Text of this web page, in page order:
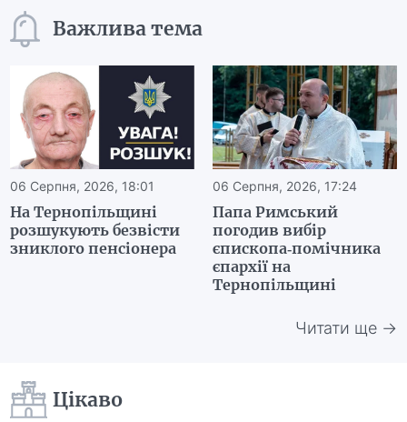
Важлива тема
06 Серпня, 2026, 18:01
На Тернопільщині
розшукують безвісти
зниклого пенсіонера
06 Серпня, 2026, 17:24
Папа Римський
погодив вибір
єпископа-помічника
єпархії на
Тернопільщині
Читати ще →
Цікаво